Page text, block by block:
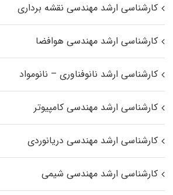
کارشناسی ارشد مهندسی نقشه برداری
کارشناسی ارشد مهندسی هوافضا
کارشناسی ارشد نانوفناوری – نانومواد
کارشناسی ارشد مهندسی کامپیوتر
کارشناسی ارشد مهندسی دریانوردی
کارشناسی ارشد مهندسی شیمی